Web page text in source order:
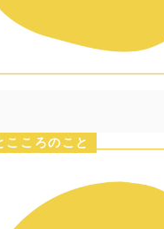
こころのこと